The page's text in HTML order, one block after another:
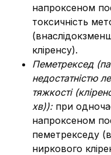
напроксеном
токсичність
кліренсу).
Пеметрексед
недостатністю
тяжкості
хв)): при
напроксеном
пеметрекседу
ниркового